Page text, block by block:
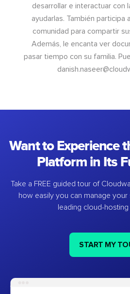
desarrollar e interactuar con
ayudarlas. También participa
comunidad para compartir
Además, le encanta ver
pasar tiempo con su familia.
Want to Experience
Platform in Its
Take a FREE guided tour of
how easily you can manage
leading cloud-hosting
START MY